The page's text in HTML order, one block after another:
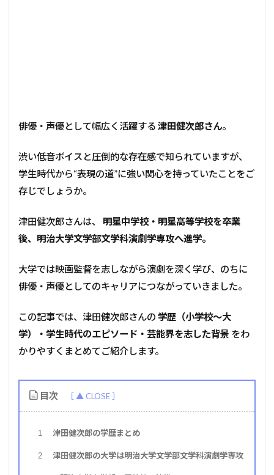
俳優・声優として幅広く活躍する 津田健次郎さん。
渋い低音ボイスと圧倒的な存在感で知られていますが、
学生時代から“表現の道”に強い関心を持っていたことをご
存じでしょうか。
津田健次郎さんは、 明星中学校・明星高等学校を卒業
後、明治大学文学部文学科演劇学専攻へ進学。
大学では映画監督を志しながら演劇を深く学び、のちに
俳優・声優としてのキャリアにつながっていきました。
この記事では、津田健次郎さんの 学歴（小学校〜大
学）・学生時代のエピソード・芸能界を志した背景 をわ
かりやすくまとめてご紹介します。
目次
1 津田健次郎の学歴まとめ
2 津田健次郎の大学は明治大学文学部文学科演劇学専攻